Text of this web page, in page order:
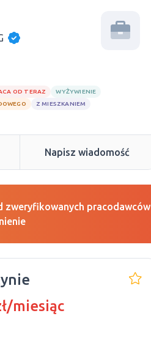
OD TERAZ
WYŻYWIENIE
Z MIESZKANIEM
Napisz wiadomość
zweryfikowanych pracodawców
miesiąc